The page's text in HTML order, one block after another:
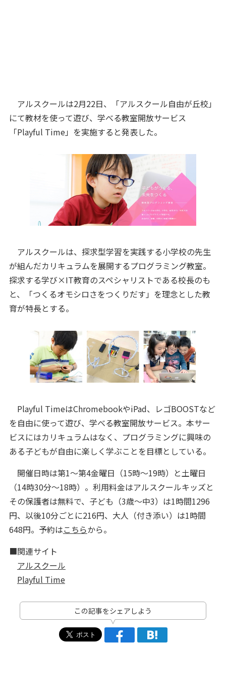
アルスクールは2月22日、「アルスクール自由が丘校」
にて教材を使って遊び、学べる教室開放サービス
「Playful Time」を実施すると発表した。
アルスクールは、探求型学習を実践する小学校の先生
が組んだカリキュラムを展開するプログラミング教室。
探求する学び×IT教育のスペシャリストである校長のも
と、「つくるオモシロさをつくりだす」を理念とした教
育が特長とする。
Playful TimeはChromebookやiPad、レゴBOOSTなど
を自由に使って遊び、学べる教室開放サービス。本サー
ビスにはカリキュラムはなく、プログラミングに興味の
ある子どもが自由に楽しく学ぶことを目標としている。
開催日時は第1～第4金曜日（15時～19時）と土曜日
（14時30分～18時）。利用料金はアルスクールキッズと
その保護者は無料で、子ども（3歳～中3）は1時間1296
円、以後10分ごとに216円、大人（付き添い）は1時間
648円。予約はこちらから。
■関連サイト
アルスクール
Playful Time
この記事をシェアしよう